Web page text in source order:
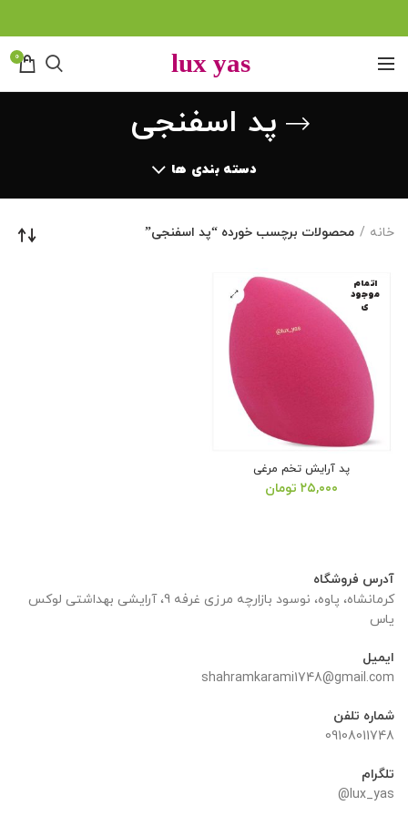
0
پد اسفنجی
دسته بندی ها
خانه محصولات برچسب خورده “پد اسفنجی”
اتمام
موجود
ی
پد آرایش تخم مرغی
۲۵,۰۰۰ تومان
آدرس فروشگاه
کرمانشاه، پاوه، نوسود بازارچه مرزی غرفه 9، آرایشی بهداشتی لوکس
یاس
ایمیل
shahramkarami1748@gmail.com
شماره تلفن
09108011748
تلگرام
lux_yas@